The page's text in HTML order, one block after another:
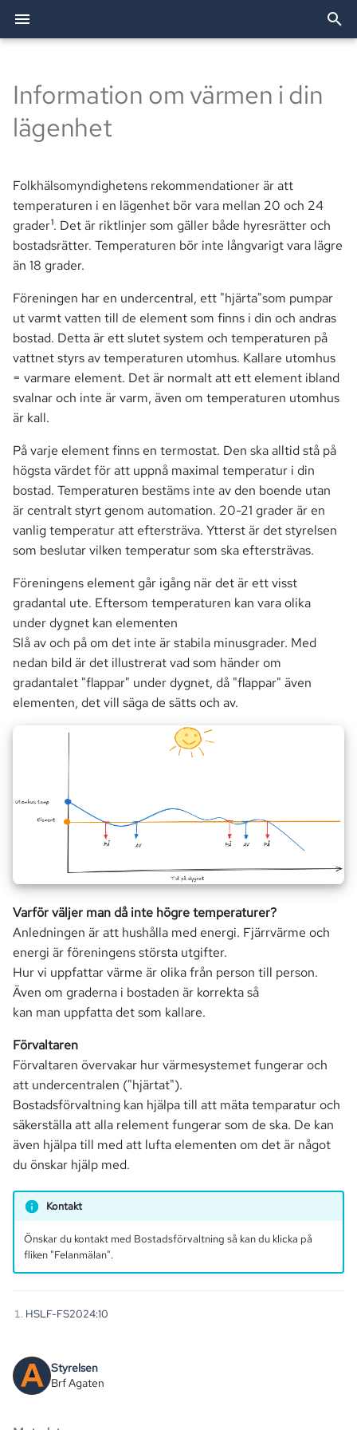
t
l
i
r
r
s
ö
k
2026
2025
2024
Allente
Besiktning
Bredband
Ekonomi
Fastighet
Information
Mark
Markförsäljning
Parkering
Passersystem
Smartify
Stämma
TV
Att bo i bostadsrätt
Trivselregler
Renovering
Andrahandsuthyrning
Vid flytt
Enhetsmätning
Trygghetslarm
Seniorklubben
Vår fastighet
Dörröppnare
Parkering
Postboxar
Utrymmen
Festlokalen
Tvättstugor
Övernattningslägenhet
Avtal & Tjänster
Bredband & TV
eBMC
Utförda arbeten
Förvaltning Bostadsförvaltning AB
TV och bredband
Allente (TV)
Smartify
Brf Agaten
Styrelsen
Valberedningen
Styrelsen
Brf Agaten
Information om värmen i din
lägenhet
Folkhälsomyndighetens rekommendationer är att
temperaturen i en lägenhet bör vara mellan 20 och 24
grader1. Det är riktlinjer som gäller både hyresrätter och
bostadsrätter. Temperaturen bör inte långvarigt vara lägre
än 18 grader.
Föreningen har en undercentral, ett "hjärta"som pumpar
ut varmt vatten till de element som finns i din och andras
bostad. Detta är ett slutet system och temperaturen på
vattnet styrs av temperaturen utomhus. Kallare utomhus
= varmare element. Det är normalt att ett element ibland
svalnar och inte är varm, även om temperaturen utomhus
är kall.
På varje element finns en termostat. Den ska alltid stå på
högsta värdet för att uppnå maximal temperatur i din
bostad. Temperaturen bestäms inte av den boende utan
är centralt styrt genom automation. 20-21 grader är en
vanlig temperatur att eftersträva. Ytterst är det styrelsen
som beslutar vilken temperatur som ska eftersträvas.
Föreningens element går igång när det är ett visst
gradantal ute. Eftersom temperaturen kan vara olika
under dygnet kan elementen
Slå av och på om det inte är stabila minusgrader. Med
nedan bild är det illustrerat vad som händer om
gradantalet "flappar" under dygnet, då "flappar" även
elementen, det vill säga de sätts och av.
Varför väljer man då inte högre temperaturer?
Anledningen är att hushålla med energi. Fjärrvärme och
energi är föreningens största utgifter.
Hur vi uppfattar värme är olika från person till person.
Även om graderna i bostaden är korrekta så
kan man uppfatta det som kallare.
Förvaltaren
Förvaltaren övervakar hur värmesystemet fungerar och
att undercentralen ("hjärtat").
Bostadsförvaltning kan hjälpa till att mäta temparatur och
säkerställa att alla relement fungerar som de ska. De kan
även hjälpa till med att lufta elementen om det är något
du önskar hjälp med.
Kontakt
Önskar du kontakt med Bostadsförvaltning så kan du klicka på
fliken "Felanmälan".
HSLF-FS2024:10